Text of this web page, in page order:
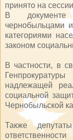
принято на
В документе
чернобыльцами
категориями
законом
В частности, в
надлежащей
социальной
Чернобыльской
Также